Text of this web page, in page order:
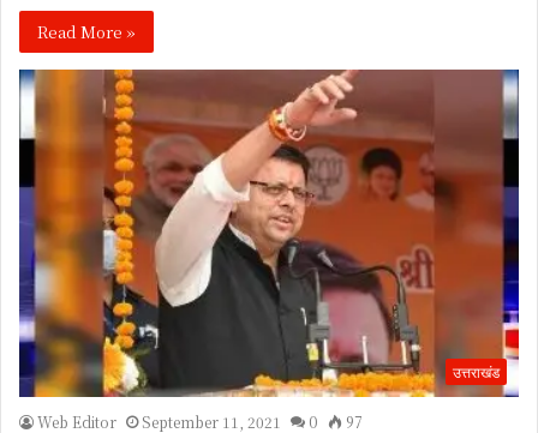
Read More »
उत्तराखंड
Web Editor September 11, 2021 0 97